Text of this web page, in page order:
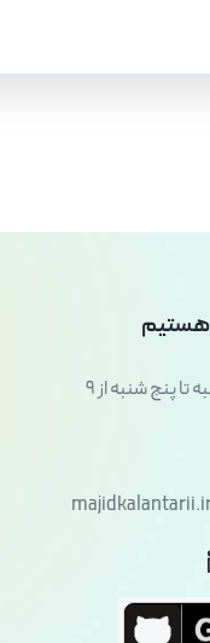
هستیم
شنبه تا پنج شنبه از 9